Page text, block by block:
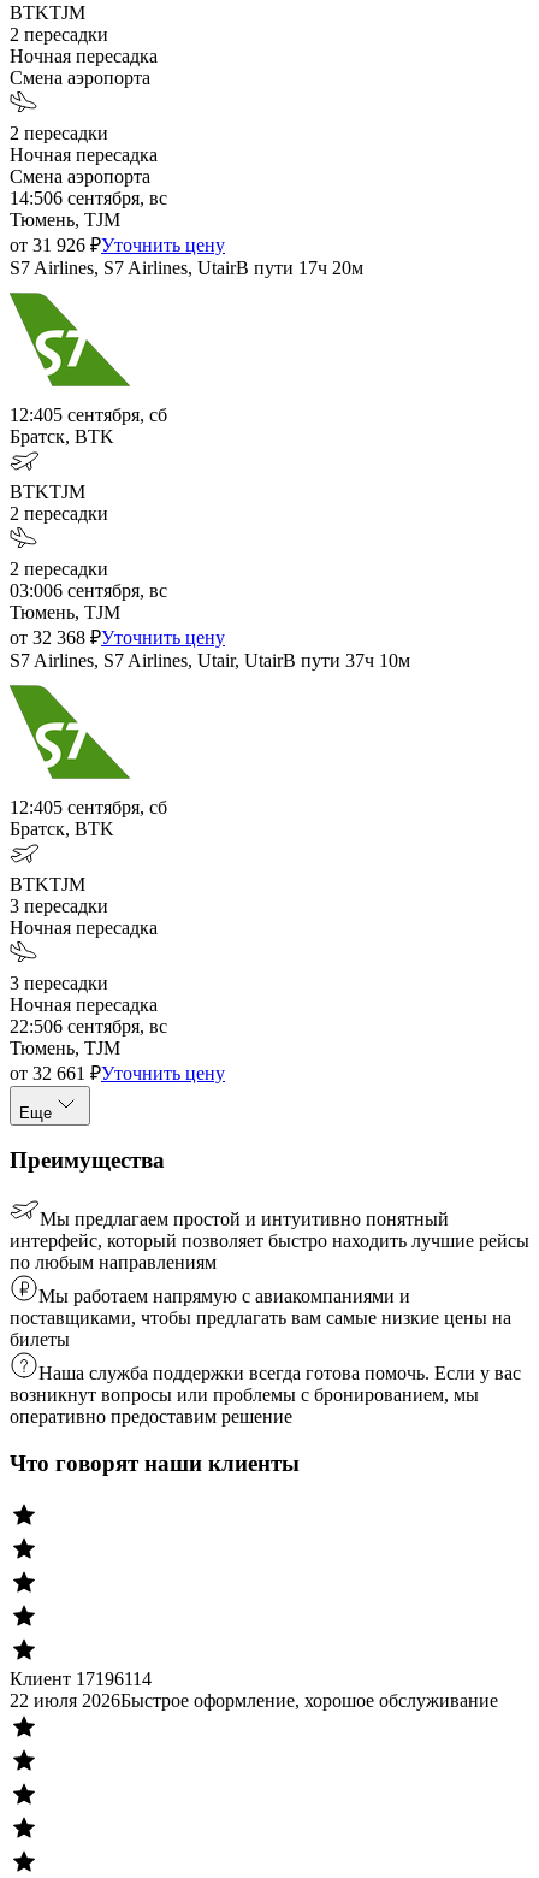
BTKTJM
2 пересадки
Ночная пересадка
Смена аэропорта
2 пересадки
Ночная пересадка
Смена аэропорта
14:506 сентября, вс
Тюмень, TJM
от 31 926 ₽Уточнить цену
S7 Airlines, S7 Airlines, UtairВ пути 17ч 20м
12:405 сентября, сб
Братск, BTK
BTKTJM
2 пересадки
2 пересадки
03:006 сентября, вс
Тюмень, TJM
от 32 368 ₽Уточнить цену
S7 Airlines, S7 Airlines, Utair, UtairВ пути 37ч 10м
12:405 сентября, сб
Братск, BTK
BTKTJM
3 пересадки
Ночная пересадка
3 пересадки
Ночная пересадка
22:506 сентября, вс
Тюмень, TJM
от 32 661 ₽Уточнить цену
Еще
Преимущества
Мы предлагаем простой и интуитивно понятный
интерфейс, который позволяет быстро находить лучшие рейсы
по любым направлениям
Мы работаем напрямую с авиакомпаниями и
поставщиками, чтобы предлагать вам самые низкие цены на
билеты
Наша служба поддержки всегда готова помочь. Если у вас
возникнут вопросы или проблемы с бронированием, мы
оперативно предоставим решение
Что говорят наши клиенты
Клиент 17196114
22 июля 2026Быстрое оформление, хорошое обслуживание